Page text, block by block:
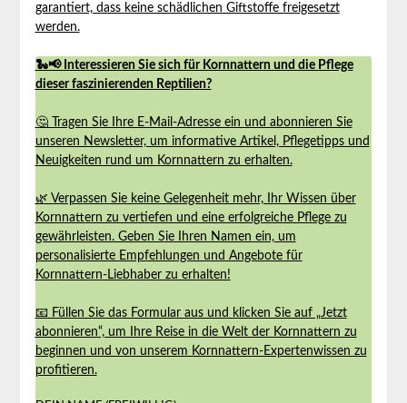
garantiert, dass keine schädlichen Giftstoffe freigesetzt
werden.
🐍📢 Interessieren Sie sich für Kornnattern und die Pflege
dieser faszinierenden Reptilien?
🤔 Tragen Sie Ihre E-Mail-Adresse ein und abonnieren Sie
unseren Newsletter, um informative Artikel, Pflegetipps und
Neuigkeiten rund um Kornnattern zu erhalten.
🌿 Verpassen Sie keine Gelegenheit mehr, Ihr Wissen über
Kornnattern zu vertiefen und eine erfolgreiche Pflege zu
gewährleisten. Geben Sie Ihren Namen ein, um
personalisierte Empfehlungen und Angebote für
Kornnattern-Liebhaber zu erhalten!
📧 Füllen Sie das Formular aus und klicken Sie auf „Jetzt
abonnieren“, um Ihre Reise in die Welt der Kornnattern zu
beginnen und von unserem Kornnattern-Expertenwissen zu
profitieren.